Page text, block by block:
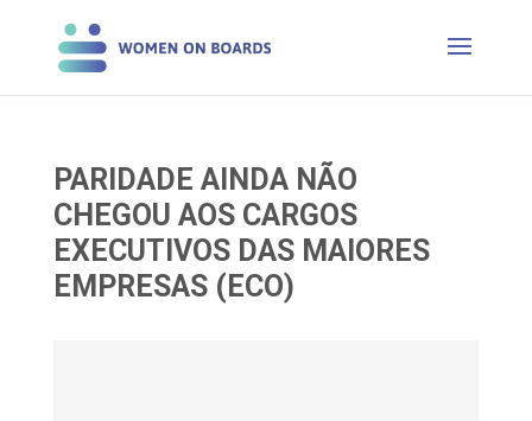
PARIDADE AINDA NÃO
CHEGOU AOS CARGOS
EXECUTIVOS DAS MAIORES
EMPRESAS (ECO)